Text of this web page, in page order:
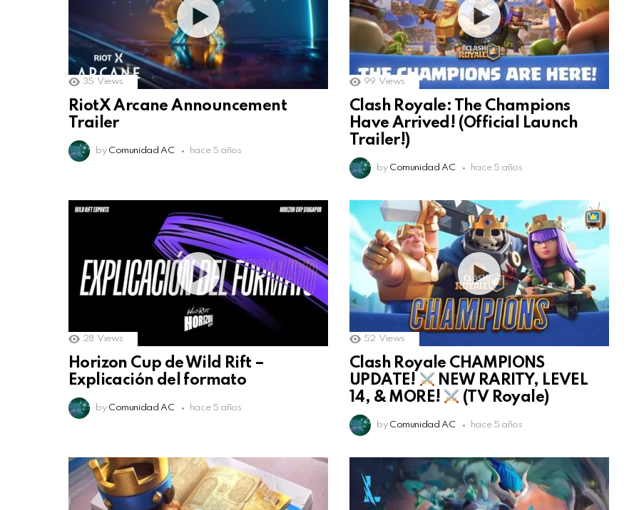
35 Views
RiotX Arcane Announcement
Trailer
by Comunidad AC hace 5 años
99 Views
Clash Royale: The Champions
Have Arrived! (Official Launch
Trailer!)
by Comunidad AC hace 5 años
28 Views
Horizon Cup de Wild Rift –
Explicación del formato
by Comunidad AC hace 5 años
52 Views
Clash Royale CHAMPIONS
UPDATE!
NEW RARITY, LEVEL
14, & MORE!
(TV Royale)
by Comunidad AC hace 5 años